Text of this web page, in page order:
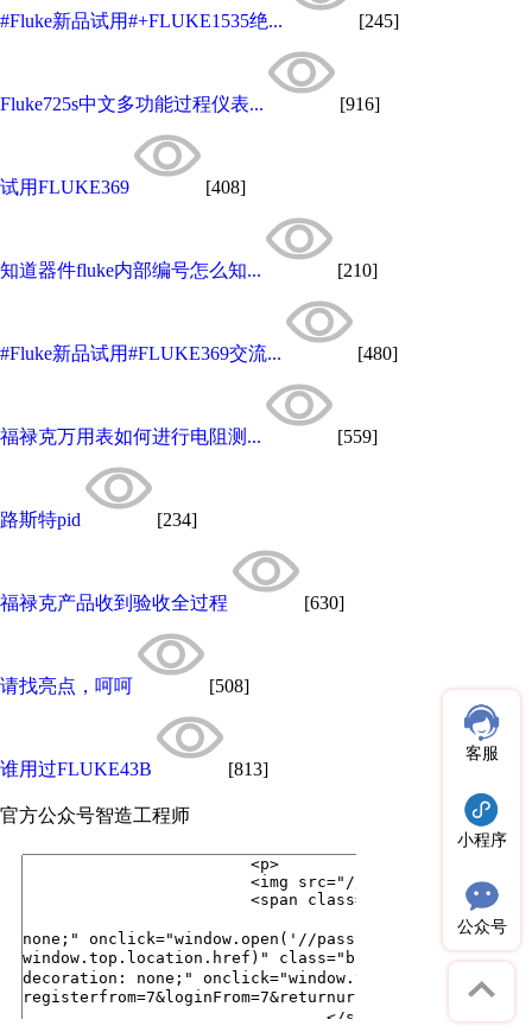
#Fluke新品试用#+FLUKE1535绝... [245]
Fluke725s中文多功能过程仪表... [916]
试用FLUKE369 [408]
知道器件fluke内部编号怎么知... [210]
#Fluke新品试用#FLUKE369交流... [480]
福禄克万用表如何进行电阻测... [559]
路斯特pid [234]
福禄克产品收到验收全过程 [630]
请找亮点，呵呵 [508]
谁用过FLUKE43B [813]
官方公众号智造工程师
客服
小程序
公众号